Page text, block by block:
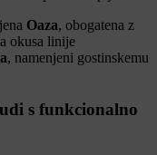
Oaza, obogatena z
okusa linije
, namenjeni gostinskemu
s funkcionalno